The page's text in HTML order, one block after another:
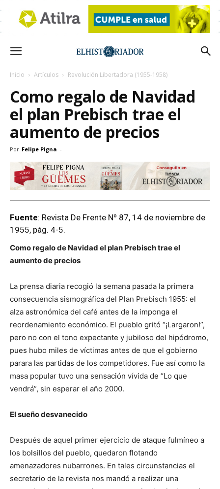
Inicio Artículos Revolución Libertadora (1955-1958)
Como regalo de Navidad
el plan Prebisch trae el
aumento de precios
Por Felipe Pigna -
Fuente: Revista De Frente Nº 87, 14 de noviembre de
1955, pág. 4-5.
Como regalo de Navidad el plan Prebisch trae el
aumento de precios
La prensa diaria recogió la semana pasada la primera
consecuencia sismográfica del Plan Prebisch 1955: el
alza astronómica del café antes de la imponga el
reordenamiento económico. El pueblo gritó “¡Largaron!”,
pero no con el tono expectante y jubiloso del hipódromo,
pues hubo miles de víctimas antes de que el gobierno
parara las partidas de los competidores. Fue así como la
masa popular tuvo una sensación vívida de “Lo que
vendrá”, sin esperar el año 2000.
El sueño desvanecido
Después de aquel primer ejercicio de ataque fulmíneo a
los bolsillos del pueblo, quedaron flotando
amenazadores nubarrones. En tales circunstancias el
secretario de la revista nos mandó a realizar una